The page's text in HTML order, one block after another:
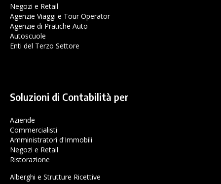
Negozi e Retail
Agenzie Viaggi e Tour Operator
Agenzie di Pratiche Auto
Autoscuole
Enti del Terzo Settore
Soluzioni di Contabilità per
Aziende
Commercialisti
Amministratori d'Immobili
Negozi e Retail
Ristorazione
Alberghi e Strutture Ricettive